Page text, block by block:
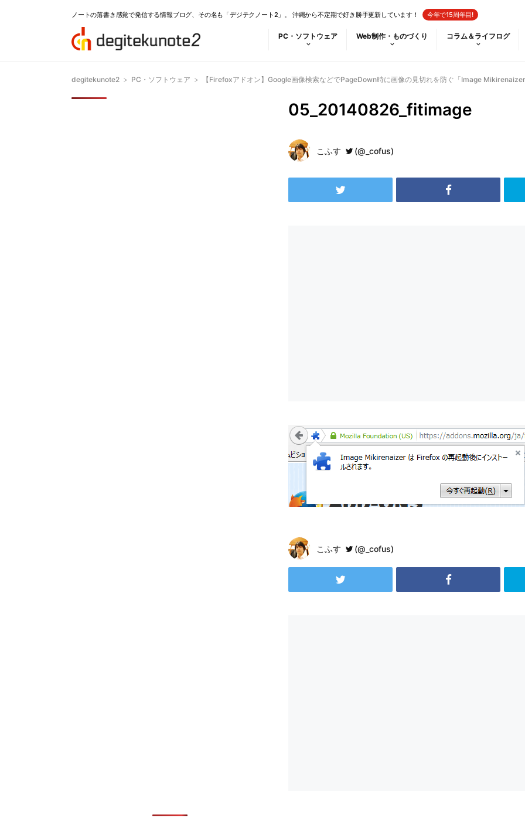
ノートの落書き感覚で発信する情報ブログ、その名も「デジテクノート2」。 沖縄から不定期で好き勝手更新しています！ 今年で15周年目!
PC・ソフトウェア Web制作・ものづくり コラム＆ライフログ
degitekunote2 > PC・ソフトウェア > 【Firefoxアドオン】Google画像検索などでPageDown時に画像の見切れを防ぐ「Image Mikirenaizer
05_20140826_fitimage
こふす (@_cofus)
こふす (@_cofus)